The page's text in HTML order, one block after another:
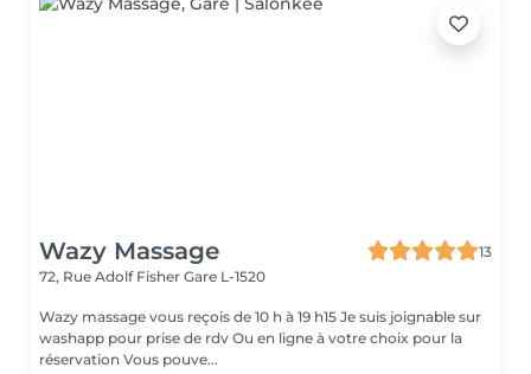
Wazy Massage
13
72, Rue Adolf Fisher Gare L-1520
Wazy massage vous reçois de 10 h à 19 h15 Je suis joignable sur
washapp pour prise de rdv Ou en ligne à votre choix pour la
réservation Vous pouve...